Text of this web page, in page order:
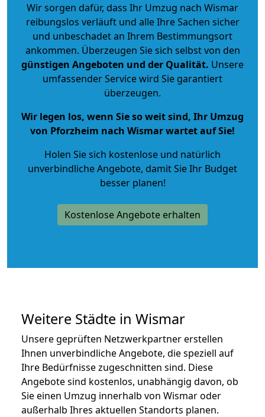
Wir sorgen dafür, dass Ihr Umzug nach Wismar
reibungslos verläuft und alle Ihre Sachen sicher
und unbeschadet an Ihrem Bestimmungsort
ankommen. Überzeugen Sie sich selbst von den
günstigen Angeboten und der Qualität. Unsere
umfassender Service wird Sie garantiert
überzeugen.
Wir legen los, wenn Sie so weit sind, Ihr Umzug
von Pforzheim nach Wismar wartet auf Sie!
Holen Sie sich kostenlose und natürlich
unverbindliche Angebote, damit Sie Ihr Budget
besser planen!
Kostenlose Angebote erhalten
Weitere Städte in Wismar
Unsere geprüften Netzwerkpartner erstellen
Ihnen unverbindliche Angebote, die speziell auf
Ihre Bedürfnisse zugeschnitten sind. Diese
Angebote sind kostenlos, unabhängig davon, ob
Sie einen Umzug innerhalb von Wismar oder
außerhalb Ihres aktuellen Standorts planen.